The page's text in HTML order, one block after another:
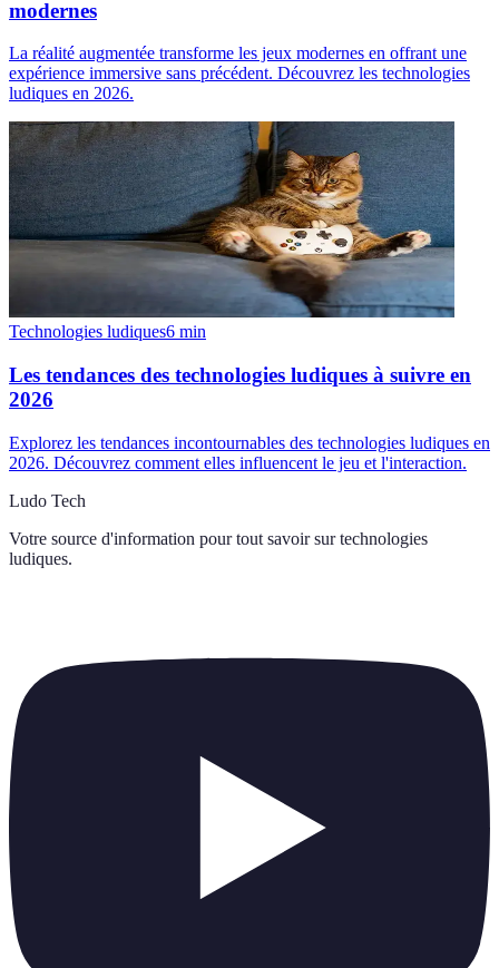
modernes
La réalité augmentée transforme les jeux modernes en offrant une
expérience immersive sans précédent. Découvrez les technologies
ludiques en 2026.
Technologies ludiques6 min
Les tendances des technologies ludiques à suivre en
2026
Explorez les tendances incontournables des technologies ludiques en
2026. Découvrez comment elles influencent le jeu et l'interaction.
Ludo Tech
Votre source d'information pour tout savoir sur technologies
ludiques.